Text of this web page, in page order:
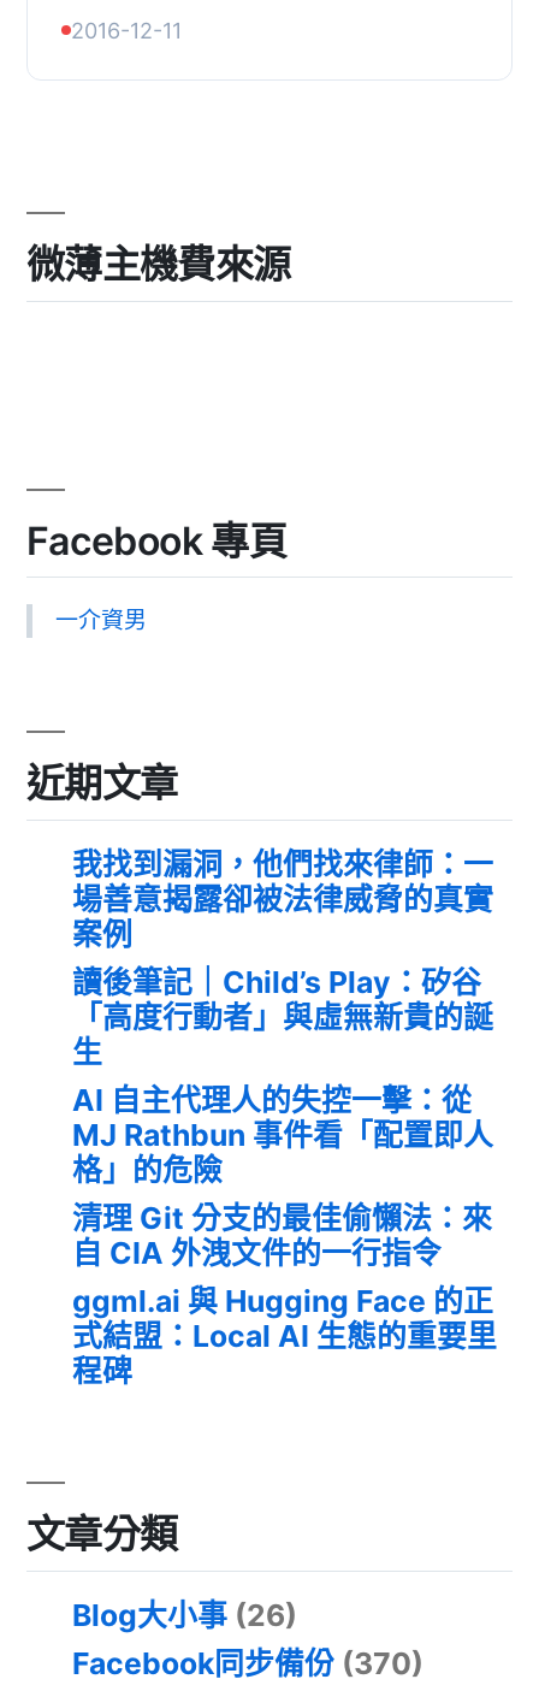
掛，將會請求 WP.org 的外掛和主題
API 並動態顯...
2016-12-11
微薄主機費來源
Facebook 專頁
一介資男
近期文章
我找到漏洞，他們找來律師：一
場善意揭露卻被法律威脅的真實
案例
讀後筆記｜Child’s Play：矽谷
「高度行動者」與虛無新貴的誕
生
AI 自主代理人的失控一擊：從
MJ Rathbun 事件看「配置即人
格」的危險
清理 Git 分支的最佳偷懶法：來
自 CIA 外洩文件的一行指令
ggml.ai 與 Hugging Face 的正
式結盟：Local AI 生態的重要里
程碑
文章分類
Blog大小事 (26)
Facebook同步備份 (370)